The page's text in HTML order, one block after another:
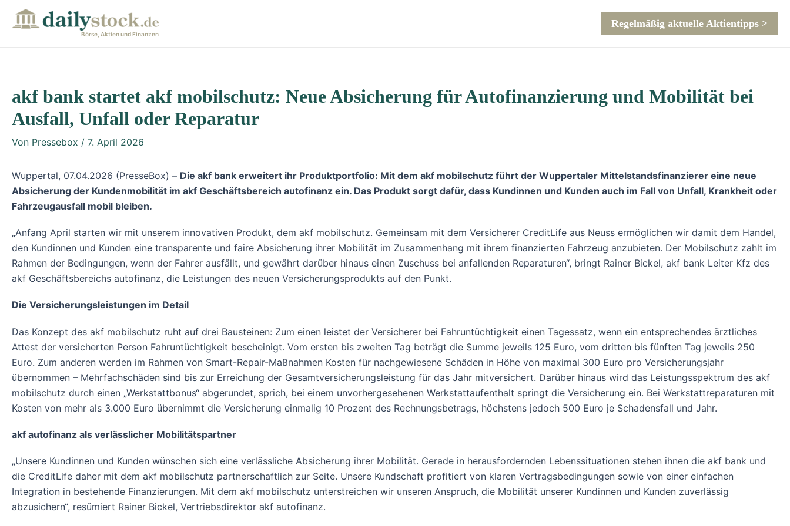
Inhalt
Börse, Aktien und Finanzen
Regelmäßig aktuelle Aktientipps >
akf bank startet akf mobilschutz: Neue Absicherung für Autofinanzierung und Mobilität bei
Ausfall, Unfall oder Reparatur
Von Pressebox / 7. April 2026
Wuppertal, 07.04.2026 (PresseBox) – Die akf bank erweitert ihr Produktportfolio: Mit dem akf mobilschutz führt der Wuppertaler Mittelstandsfinanzierer eine neue
Absicherung der Kundenmobilität im akf Geschäftsbereich autofinanz ein. Das Produkt sorgt dafür, dass Kundinnen und Kunden auch im Fall von Unfall, Krankheit oder
Fahrzeugausfall mobil bleiben.
„Anfang April starten wir mit unserem innovativen Produkt, dem akf mobilschutz. Gemeinsam mit dem Versicherer CreditLife aus Neuss ermöglichen wir damit dem Handel,
den Kundinnen und Kunden eine transparente und faire Absicherung ihrer Mobilität im Zusammenhang mit ihrem finanzierten Fahrzeug anzubieten. Der Mobilschutz zahlt im
Rahmen der Bedingungen, wenn der Fahrer ausfällt, und gewährt darüber hinaus einen Zuschuss bei anfallenden Reparaturen“, bringt Rainer Bickel, akf bank Leiter Kfz des
akf Geschäftsbereichs autofinanz, die Leistungen des neuen Versicherungsprodukts auf den Punkt.
Die Versicherungsleistungen im Detail
Das Konzept des akf mobilschutz ruht auf drei Bausteinen: Zum einen leistet der Versicherer bei Fahruntüchtigkeit einen Tagessatz, wenn ein entsprechendes ärztliches
Attest der versicherten Person Fahruntüchtigkeit bescheinigt. Vom ersten bis zweiten Tag beträgt die Summe jeweils 125 Euro, vom dritten bis fünften Tag jeweils 250
Euro. Zum anderen werden im Rahmen von Smart-Repair-Maßnahmen Kosten für nachgewiesene Schäden in Höhe von maximal 300 Euro pro Versicherungsjahr
übernommen – Mehrfachschäden sind bis zur Erreichung der Gesamtversicherungsleistung für das Jahr mitversichert. Darüber hinaus wird das Leistungsspektrum des akf
mobilschutz durch einen „Werkstattbonus“ abgerundet, sprich, bei einem unvorhergesehenen Werkstattaufenthalt springt die Versicherung ein. Bei Werkstattreparaturen mit
Kosten von mehr als 3.000 Euro übernimmt die Versicherung einmalig 10 Prozent des Rechnungsbetrags, höchstens jedoch 500 Euro je Schadensfall und Jahr.
akf autofinanz als verlässlicher Mobilitätspartner
„Unsere Kundinnen und Kunden wünschen sich eine verlässliche Absicherung ihrer Mobilität. Gerade in herausfordernden Lebenssituationen stehen ihnen die akf bank und
die CreditLife daher mit dem akf mobilschutz partnerschaftlich zur Seite. Unsere Kundschaft profitiert von klaren Vertragsbedingungen sowie von einer einfachen
Integration in bestehende Finanzierungen. Mit dem akf mobilschutz unterstreichen wir unseren Anspruch, die Mobilität unserer Kundinnen und Kunden zuverlässig
abzusichern“, resümiert Rainer Bickel, Vertriebsdirektor akf autofinanz.
navigation